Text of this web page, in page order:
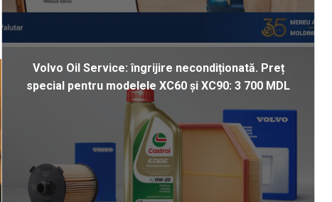
Volvo Oil Service: îngrijire necondiționată. Preț
special pentru modelele XC60 și XC90: 3 700 MDL